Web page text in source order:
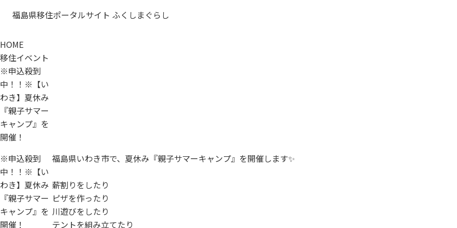
福島県移住ポータルサイト ふくしまぐらし
HOME
移住イベント
※申込殺到
中！！※【い
わき】夏休み
『親子サマー
キャンプ』を
開催！
※申込殺到
中！！※【い
わき】夏休み
『親子サマー
キャンプ』を
開催！
福島県いわき市で、夏休み『親子サマーキャンプ』を開催します✨
薪割りをしたり
ピザを作ったり
川遊びをしたり
テントを組み立てたり